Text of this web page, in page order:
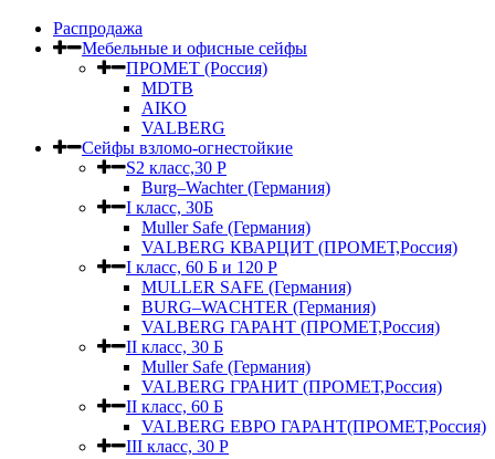
Распродажа
Мебельные и офисные сейфы
ПРОМЕТ (Россия)
MDTB
AIKO
VALBERG
Сейфы взломо-огнестойкие
S2 класс,30 Р
Burg–Wachter (Германия)
I класс, 30Б
Muller Safe (Германия)
VALBERG КВАРЦИТ (ПРОМЕТ,Россия)
I класс, 60 Б и 120 Р
MULLER SAFE (Германия)
BURG–WACHTER (Германия)
VALBERG ГАРАНТ (ПРОМЕТ,Россия)
II класс, 30 Б
Muller Safe (Германия)
VALBERG ГРАНИТ (ПРОМЕТ,Россия)
II класс, 60 Б
VALBERG ЕВРО ГАРАНТ(ПРОМЕТ,Россия)
III класс, 30 Р